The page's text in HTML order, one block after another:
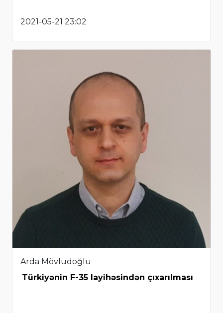
2021-05-21 23:02
Arda Mövludoğlu
Türkiyənin F-35 layihəsindən çıxarılması